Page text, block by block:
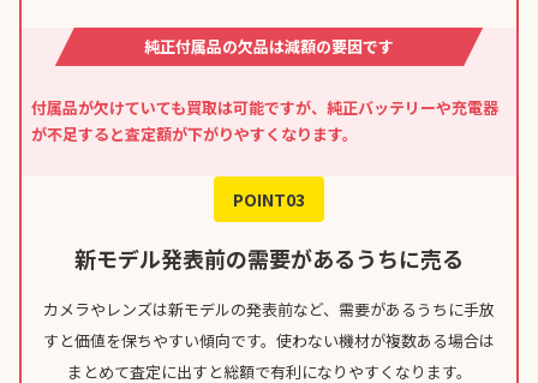
純正付属品の欠品は減額の要因です
付属品が欠けていても買取は可能ですが、純正バッテリーや充電器
が不足すると査定額が下がりやすくなります。
POINT03
新モデル発表前の需要があるうちに売る
カメラやレンズは新モデルの発表前など、需要があるうちに手放
すと価値を保ちやすい傾向です。使わない機材が複数ある場合は
まとめて査定に出すと総額で有利になりやすくなります。